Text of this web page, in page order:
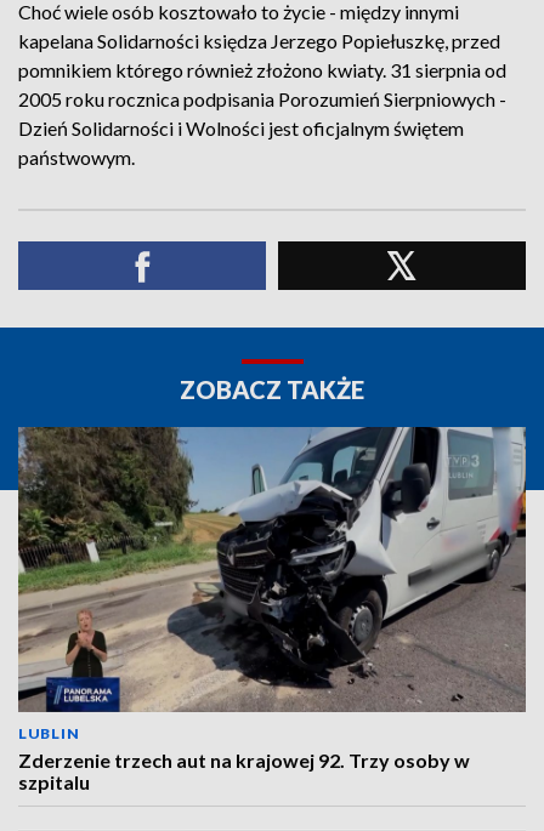
Choć wiele osób kosztowało to życie - między innymi
kapelana Solidarności księdza Jerzego Popiełuszkę, przed
pomnikiem którego również złożono kwiaty. 31 sierpnia od
2005 roku rocznica podpisania Porozumień Sierpniowych -
Dzień Solidarności i Wolności jest oficjalnym świętem
państwowym.
ZOBACZ TAKŻE
LUBLIN
Zderzenie trzech aut na krajowej 92. Trzy osoby w
szpitalu